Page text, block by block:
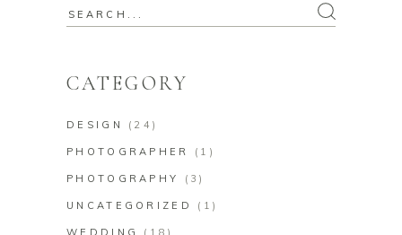
Search
CATEGORY
DESIGN (24)
PHOTOGRAPHER (1)
PHOTOGRAPHY (3)
UNCATEGORIZED (1)
WEDDING (18)